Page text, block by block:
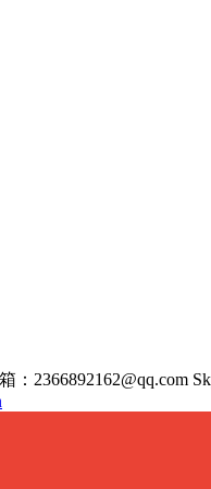
2366892162@qq.com